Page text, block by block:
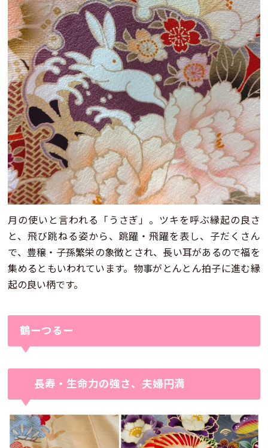
月の使いと言われる「うさぎ」。ツキを呼ぶ縁起の良さ
と、飛び跳ねる姿から、跳躍・飛躍を表し、子だくさん
で、豊穣・子孫繁栄の象徴とされ、長い耳があるので福を
集めるともいわれています。物事がとんとん拍子に進む縁
起の良い柄です。
鶴ーつるー
長寿・生命力の強さ、夫婦円満